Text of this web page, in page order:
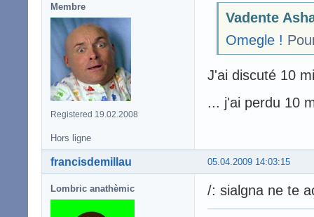
Membre
Registered 19.02.2008
Vadente
Omegle !
J'ai discuté 10
... j'ai perdu 10
Hors ligne
05.04.2009 14:03:15
francisdemillau
Lombric anathèmic /: sialgna ne te